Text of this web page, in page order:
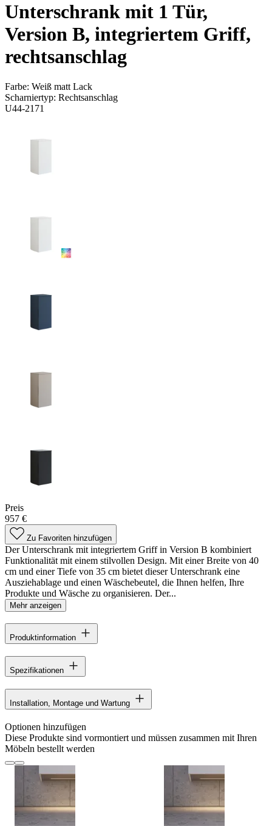
Unterschrank mit 1 Tür,
Version B, integriertem Griff,
rechtsanschlag
Farbe: Weiß matt Lack
Scharniertyp: Rechtsanschlag
U44-2171
Preis
957 €
Zu Favoriten hinzufügen
Der Unterschrank mit integriertem Griff in Version B kombiniert
Funktionalität mit einem stilvollen Design. Mit einer Breite von 40
cm und einer Tiefe von 35 cm bietet dieser Unterschrank eine
Ausziehablage und einen Wäschebeutel, die Ihnen helfen, Ihre
Produkte und Wäsche zu organisieren. Der...
Mehr anzeigen
Produktinformation
Spezifikationen
Installation, Montage und Wartung
Optionen hinzufügen
Diese Produkte sind vormontiert und müssen zusammen mit Ihren
Möbeln bestellt werden